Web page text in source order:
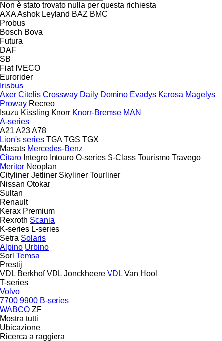
Non è stato trovato nulla per questa richiesta
AXAAshok Leyland BAZ BMC
Probus
Bosch Bova
Futura
DAF
SB
Fiat IVECO
Eurorider
Irisbus
Axer Citelis Crossway Daily Domino Evadys Karosa Magelys
Proway Recreo
Isuzu Kissling Knorr Knorr-Bremse MAN
A-series
A21 A23A78
Lion's series TGA TGS TGX
Masats Mercedes-Benz
Citaro Integro Intouro O-series S-Class Tourismo Travego
Meritor Neoplan
Cityliner Jetliner Skyliner Tourliner
Nissan Otokar
Sultan
Renault
Kerax Premium
Rexroth Scania
K-series L-series
Setra Solaris
Alpino Urbino
Sorl Temsa
Prestij
VDL Berkhof VDL Jonckheere VDL Van Hool
T-series
Volvo
7700 9900 B-series
WABCO ZF
Mostra tutti
Ubicazione
Ricerca a raggiera